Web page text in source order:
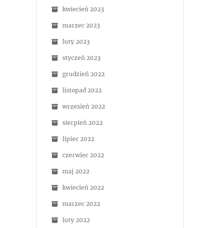
kwiecień 2023
marzec 2023
luty 2023
styczeń 2023
grudzień 2022
listopad 2022
wrzesień 2022
sierpień 2022
lipiec 2022
czerwiec 2022
maj 2022
kwiecień 2022
marzec 2022
luty 2022